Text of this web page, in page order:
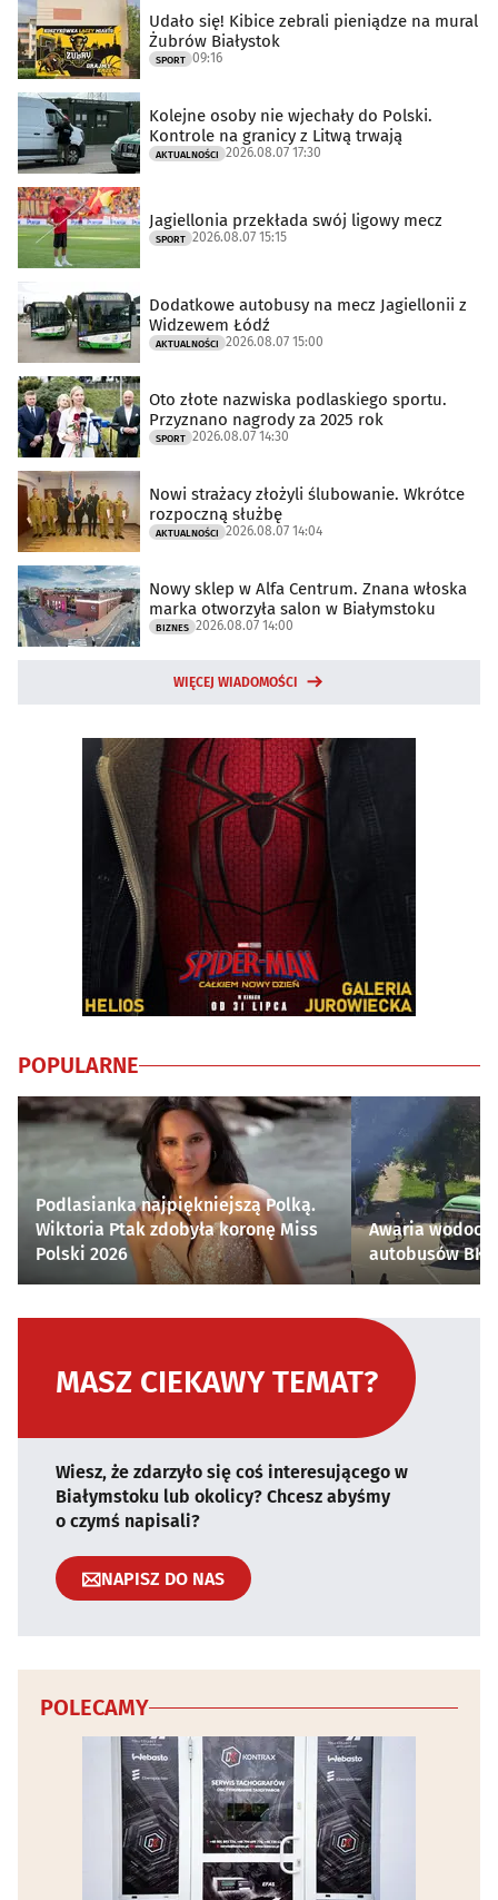
Udało się! Kibice zebrali pieniądze na mural
Żubrów Białystok
SPORT 09:16
Kolejne osoby nie wjechały do Polski.
Kontrole na granicy z Litwą trwają
AKTUALNOŚCI 2026.08.07 17:30
Jagiellonia przekłada swój ligowy mecz
SPORT 2026.08.07 15:15
Dodatkowe autobusy na mecz Jagiellonii z
Widzewem Łódź
AKTUALNOŚCI 2026.08.07 15:00
Oto złote nazwiska podlaskiego sportu.
Przyznano nagrody za 2025 rok
SPORT 2026.08.07 14:30
Nowi strażacy złożyli ślubowanie. Wkrótce
rozpoczną służbę
AKTUALNOŚCI 2026.08.07 14:04
Nowy sklep w Alfa Centrum. Znana włoska
marka otworzyła salon w Białymstoku
BIZNES 2026.08.07 14:00
WIĘCEJ WIADOMOŚCI
POPULARNE
Podlasianka najpiękniejszą Polką.
Wiktoria Ptak zdobyła koronę Miss
Polski 2026
Awaria
autobusów
MASZ CIEKAWY TEMAT?
Wiesz, że zdarzyło się coś interesującego w
Białymstoku lub okolicy? Chcesz abyśmy
o czymś napisali?
NAPISZ DO NAS
POLECAMY